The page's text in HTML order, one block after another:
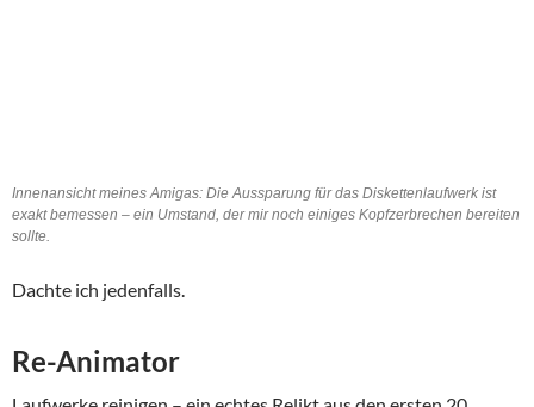
Innenansicht meines Amigas: Die Aussparung für das Diskettenlaufwerk ist
exakt bemessen – ein Umstand, der mir noch einiges Kopfzerbrechen bereiten
sollte.
Dachte ich jedenfalls.
Re-Animator